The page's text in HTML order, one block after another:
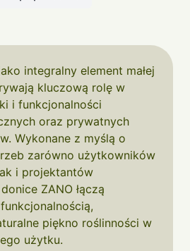
integralny element małej
kluczową rolę w
i funkcjonalności
oraz prywatnych
Wykonane z myślą o
zarówno użytkowników
i projektantów
ZANO łączą
piękno roślinności w
użytku.